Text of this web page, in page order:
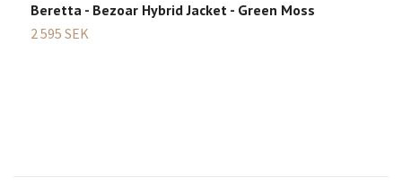
Beretta - Bezoar Hybrid Jacket - Green Moss
2 595 SEK